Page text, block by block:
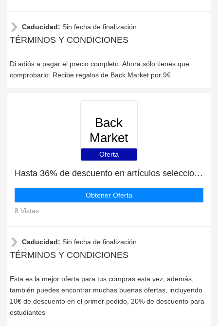
Caducidad: Sin fecha de finalización
TÉRMINOS Y CONDICIONES
Di adiós a pagar el precio completo. Ahora sólo tienes que
comprobarlo: Recibe regalos de Back Market por 9€
Back
Market
Oferta
Hasta 36% de descuento en artículos seleccionados
Obtener Oferta
8 Vistas
Caducidad: Sin fecha de finalización
TÉRMINOS Y CONDICIONES
Esta es la mejor oferta para tus compras esta vez, además,
también puedes encontrar muchas buenas ofertas, incluyendo
10€ de descuento en el primer pedido, 20% de descuento para
estudiantes